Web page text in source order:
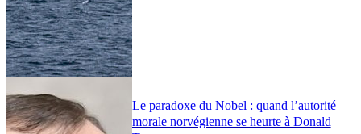
Le paradoxe du Nobel : quand l’autorité
morale norvégienne se heurte à Donald